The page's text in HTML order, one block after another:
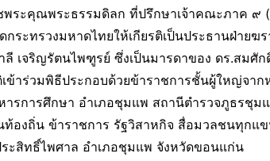
ชพระคุณพระธรรมดิลก ที่ปรึกษาเจ้าคณะภาค ๙
ระทรวงมหาดไทยให้เกียรติเป็นประธานฝ่ายฆ
เจริญรัตนไพฑูรย์ ซึ่งเป็นมารดาของ ดร.สมศั
ข้าร่วมพิธีประกอบด้วยข้าราชการชั้นผู้ใหญ่จาก
ารการศึกษา อำเภอชุมแพ สถานีตำรวจภูธรชุม
ท้องถิ่น ข้าราชการ รัฐวิสาหกิจ สื่อมวลชนทุก
ะสิทธิ์ไพศาล อำเภอชุมแพ จังหวัดขอนแก่น